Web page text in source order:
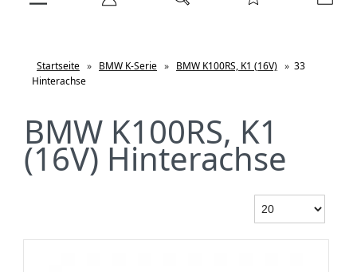
Startseite » BMW K-Serie » BMW K100RS, K1 (16V) » 33
Hinterachse
BMW K100RS, K1
(16V) Hinterachse